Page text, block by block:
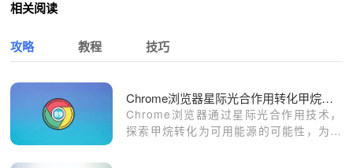
相关阅读
攻略 教程 技巧
Chrome浏览器星际光合作用转化甲烷方案
Chrome浏览器通过星际光合作用技术，
探索甲烷转化为可用能源的可能性，为未